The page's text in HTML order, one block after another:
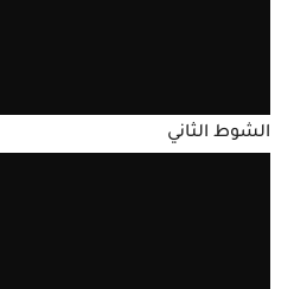
الشوط الثاني